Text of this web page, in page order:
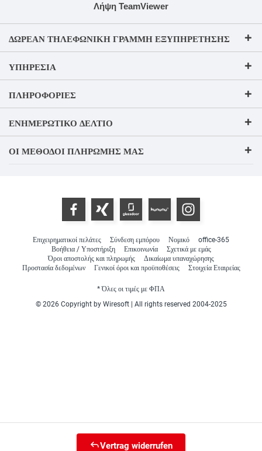
Λήψη TeamViewer
ΔΩΡΕΆΝ ΤΗΛΕΦΩΝΙΚΉ ΓΡΑΜΜΉ ΕΞΥΠΗΡΈΤΗΣΗΣ
ΥΠΗΡΕΣΊΑ
ΠΛΗΡΟΦΟΡΊΕΣ
ΕΝΗΜΕΡΩΤΙΚΌ ΔΕΛΤΊΟ
ΟΙ ΜΈΘΟΔΟΙ ΠΛΗΡΩΜΉΣ ΜΑΣ
Επιχειρηματικοί πελάτες Σύνδεση εμπόρου Νομικό
office-365
Βοήθεια / Υποστήριξη
Επικοινωνία
Σχετικά με εμάς
Όροι αποστολής και πληρωμής
Δικαίωμα υπαναχώρησης
Προστασία δεδομένων
Γενικοί όροι και προϋποθέσεις Στοιχεία Εταιρείας
* Όλες οι τιμές με ΦΠΑ
© 2026 Copyright by Wiresoft | All rights reserved 2004-2025
Vertrag widerrufen